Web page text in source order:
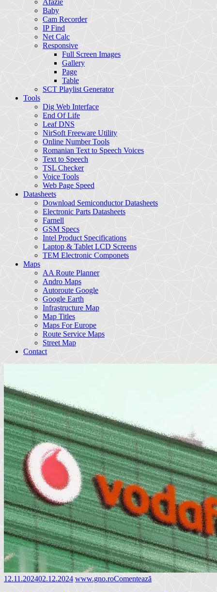
Afazie
Baby
Cam Recorder
IP Find
Net Calc
Responsive
Full Screen Images
Gallery
Page
Table
SCT Playlist Generator
Tools
Dig Web Interface
End Of Life
Leaf DNS
NirSoft Freeware Utility
Online Number Tools
Romanian Text to Speech Voices
Text to Speech
TSL Checker
Voice Tools
Web Page Speed
Datasheets
Download Semiconductor Datasheets
Electronic Parts Datasheets
Farnell
GSM Specs
Intel Product Specifications
Laptop & Tablet LCD Screens
TEM Electronic Componets
Maps
AA Route Planner
Andro Maps
Autoroute Google
Google Earth
Infrastructure Map
Map Titles
Maps For Europe
Route Service Maps
Street Map
Contact
12.11.202402.12.2024 www.gno.roComentează